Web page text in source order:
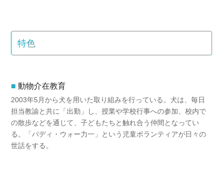
特色
動物介在教育
2003年5月から犬を用いた取り組みを行っている。犬は、毎日
担当教諭と共に「出勤」し、授業や学校行事への参加、校内で
の散歩などを通じて、子どもたちと触れ合う仲間となってい
る。「バディ・ウォー力一」という児童ボランティアが日々の
世話をする。